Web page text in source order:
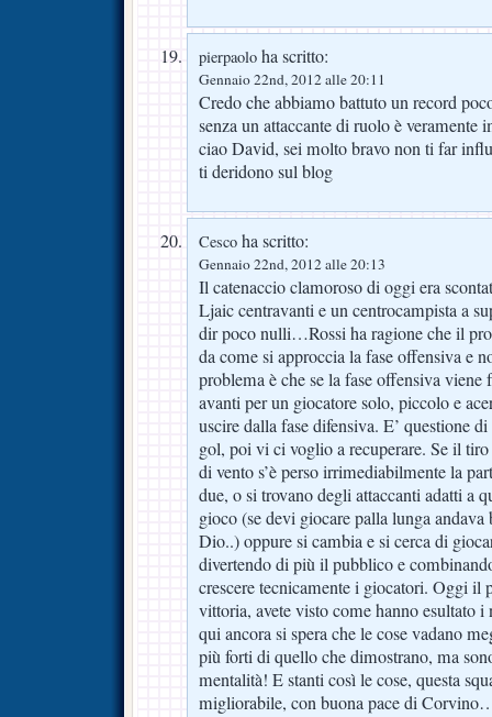
pierpaolo ha scritto:
Gennaio 22nd, 2012 alle 20:11
Credo che abbiamo battuto un record
senza un attaccante di ruolo è veramente
ciao David, sei molto bravo non ti far
ti deridono sul blog
Cesco ha scritto:
Gennaio 22nd, 2012 alle 20:13
Il catenaccio clamoroso di oggi era
Ljaic centravanti e un centrocampista a
dir poco nulli…Rossi ha ragione che il
da come si approccia la fase offensiva e
problema è che se la fase offensiva
avanti per un giocatore solo, piccolo e
uscire dalla fase difensiva. E’ questione
gol, poi vi ci voglio a recuperare. Se il
di vento s’è perso irrimediabilmente la
due, o si trovano degli attaccanti adatti a
gioco (se devi giocare palla lunga
Dio..) oppure si cambia e si cerca di
divertendo di più il pubblico e
crescere tecnicamente i giocatori. Oggi il
vittoria, avete visto come hanno esultato
qui ancora si spera che le cose vadano
più forti di quello che dimostrano, ma
mentalità! E stanti così le cose, questa
migliorabile, con buona pace di